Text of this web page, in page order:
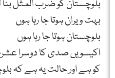
بلوچستان کو ضرب المثل
بہت ویران ہوتا جا رہا ہوں
بلوچستان ہوتا جا رہا ہوں
اکیسویں صدی کا دوسرا
کو ہے اور حالت یہ ہے کہ